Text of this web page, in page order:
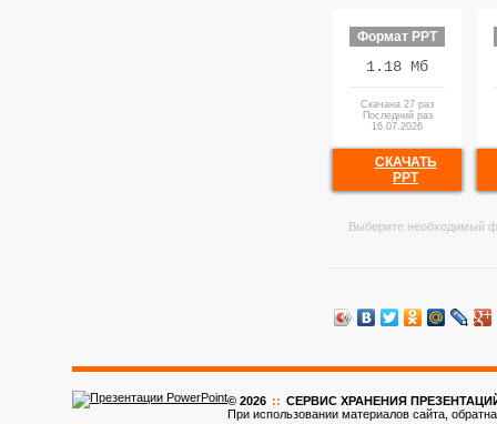
Формат PPT
1.18 Мб
Скачана 27 раз
Последний раз
16.07.2026
СКАЧАТЬ
PPT
Выберите необходимый
© 2026 :: CЕРВИС ХРАНЕНИЯ ПРЕЗЕНТАЦИЙ
При использовании материалов сайта,